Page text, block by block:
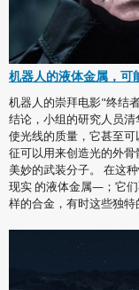
机器人的液体金属，可
机器人的崇拜电影"终结
结论，小组的研究人员
使光线的质量，它甚至
征可以用来创造光的外
美妙的武装分子。 在这
现实 的液体金属—；它
样的合金，有时这些独